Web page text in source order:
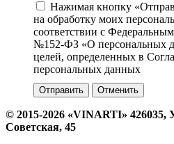
Нажимая кнопку
на обработку моих
соответствии с
№152-ФЗ «О персональных
целей, определенных в
персональных данных
Отменить
© 2015-2026 «VINARTI» 426035,
Советская, 45